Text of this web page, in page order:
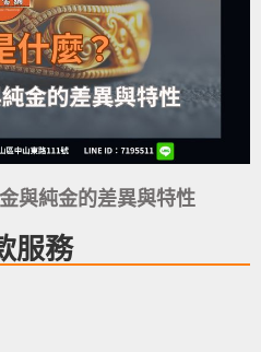
與純金的差異與特性
服務